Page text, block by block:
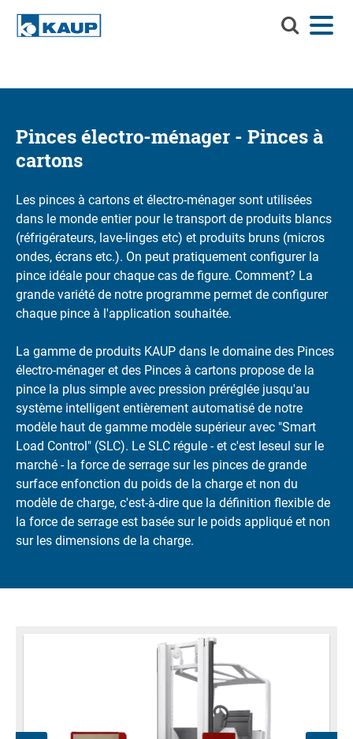
Recherchez
Menu
Accessoires
Services
Centre d'informations
Entreprise
Carrière chez KAUP
Recherche de produits
Pinces électro-ménager - Pinces à
cartons
Les pinces à cartons et électro-ménager sont utilisées
dans le monde entier pour le transport de produits blancs
(réfrigérateurs, lave-linges etc) et produits bruns (micros
ondes, écrans etc.). On peut pratiquement configurer la
pince idéale pour chaque cas de figure. Comment? La
grande variété de notre programme permet de configurer
chaque pince à l'application souhaitée.
La gamme de produits KAUP dans le domaine des Pinces
électro-ménager et des Pinces à cartons propose de la
pince la plus simple avec pression préréglée jusqu'au
système intelligent entièrement automatisé de notre
modèle haut de gamme modèle supérieur avec "Smart
Load Control" (SLC). Le SLC régule - et c'est leseul sur le
marché - la force de serrage sur les pinces de grande
surface enfonction du poids de la charge et non du
modèle de charge, c'est-à-dire que la définition flexible de
la force de serrage est basée sur le poids appliqué et non
sur les dimensions de la charge.